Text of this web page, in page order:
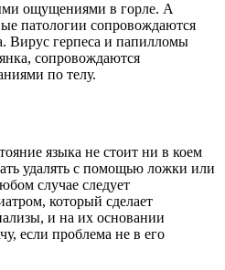
ощущениями в горле. А
патологии сопровождаются
Вирус герпеса и папилломы
сопровождаются
по телу.
языка не стоит ни в коем
удалять с помощью ложки или
случае следует
который сделает
и на их основании
если проблема не в его